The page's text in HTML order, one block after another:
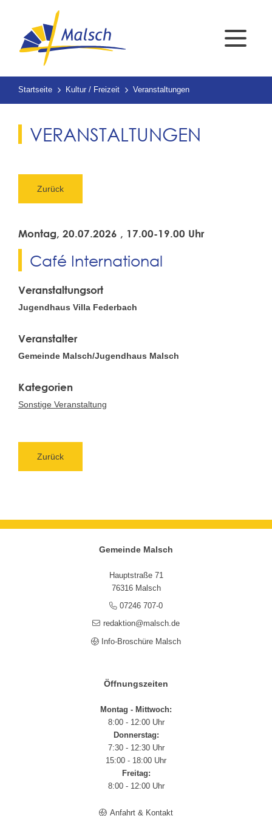
Startseite Kultur / Freizeit Veranstaltungen
VERANSTALTUNGEN
Zurück
Montag, 20.07.2026 , 17.00-19.00 Uhr
Café International
Veranstaltungsort
Jugendhaus Villa Federbach
Veranstalter
Gemeinde Malsch/Jugendhaus Malsch
Sonstige Veranstaltung
Zurück
Gemeinde Malsch
Hauptstraße 71
76316 Malsch
07246 707-0
redaktion@malsch.de
Info-Broschüre Malsch
Öffnungszeiten
Montag - Mittwoch:
8:00 - 12:00 Uhr
Donnerstag:
7:30 - 12:30 Uhr
15:00 - 18:00 Uhr
Freitag:
8:00 - 12:00 Uhr
Anfahrt & Kontakt